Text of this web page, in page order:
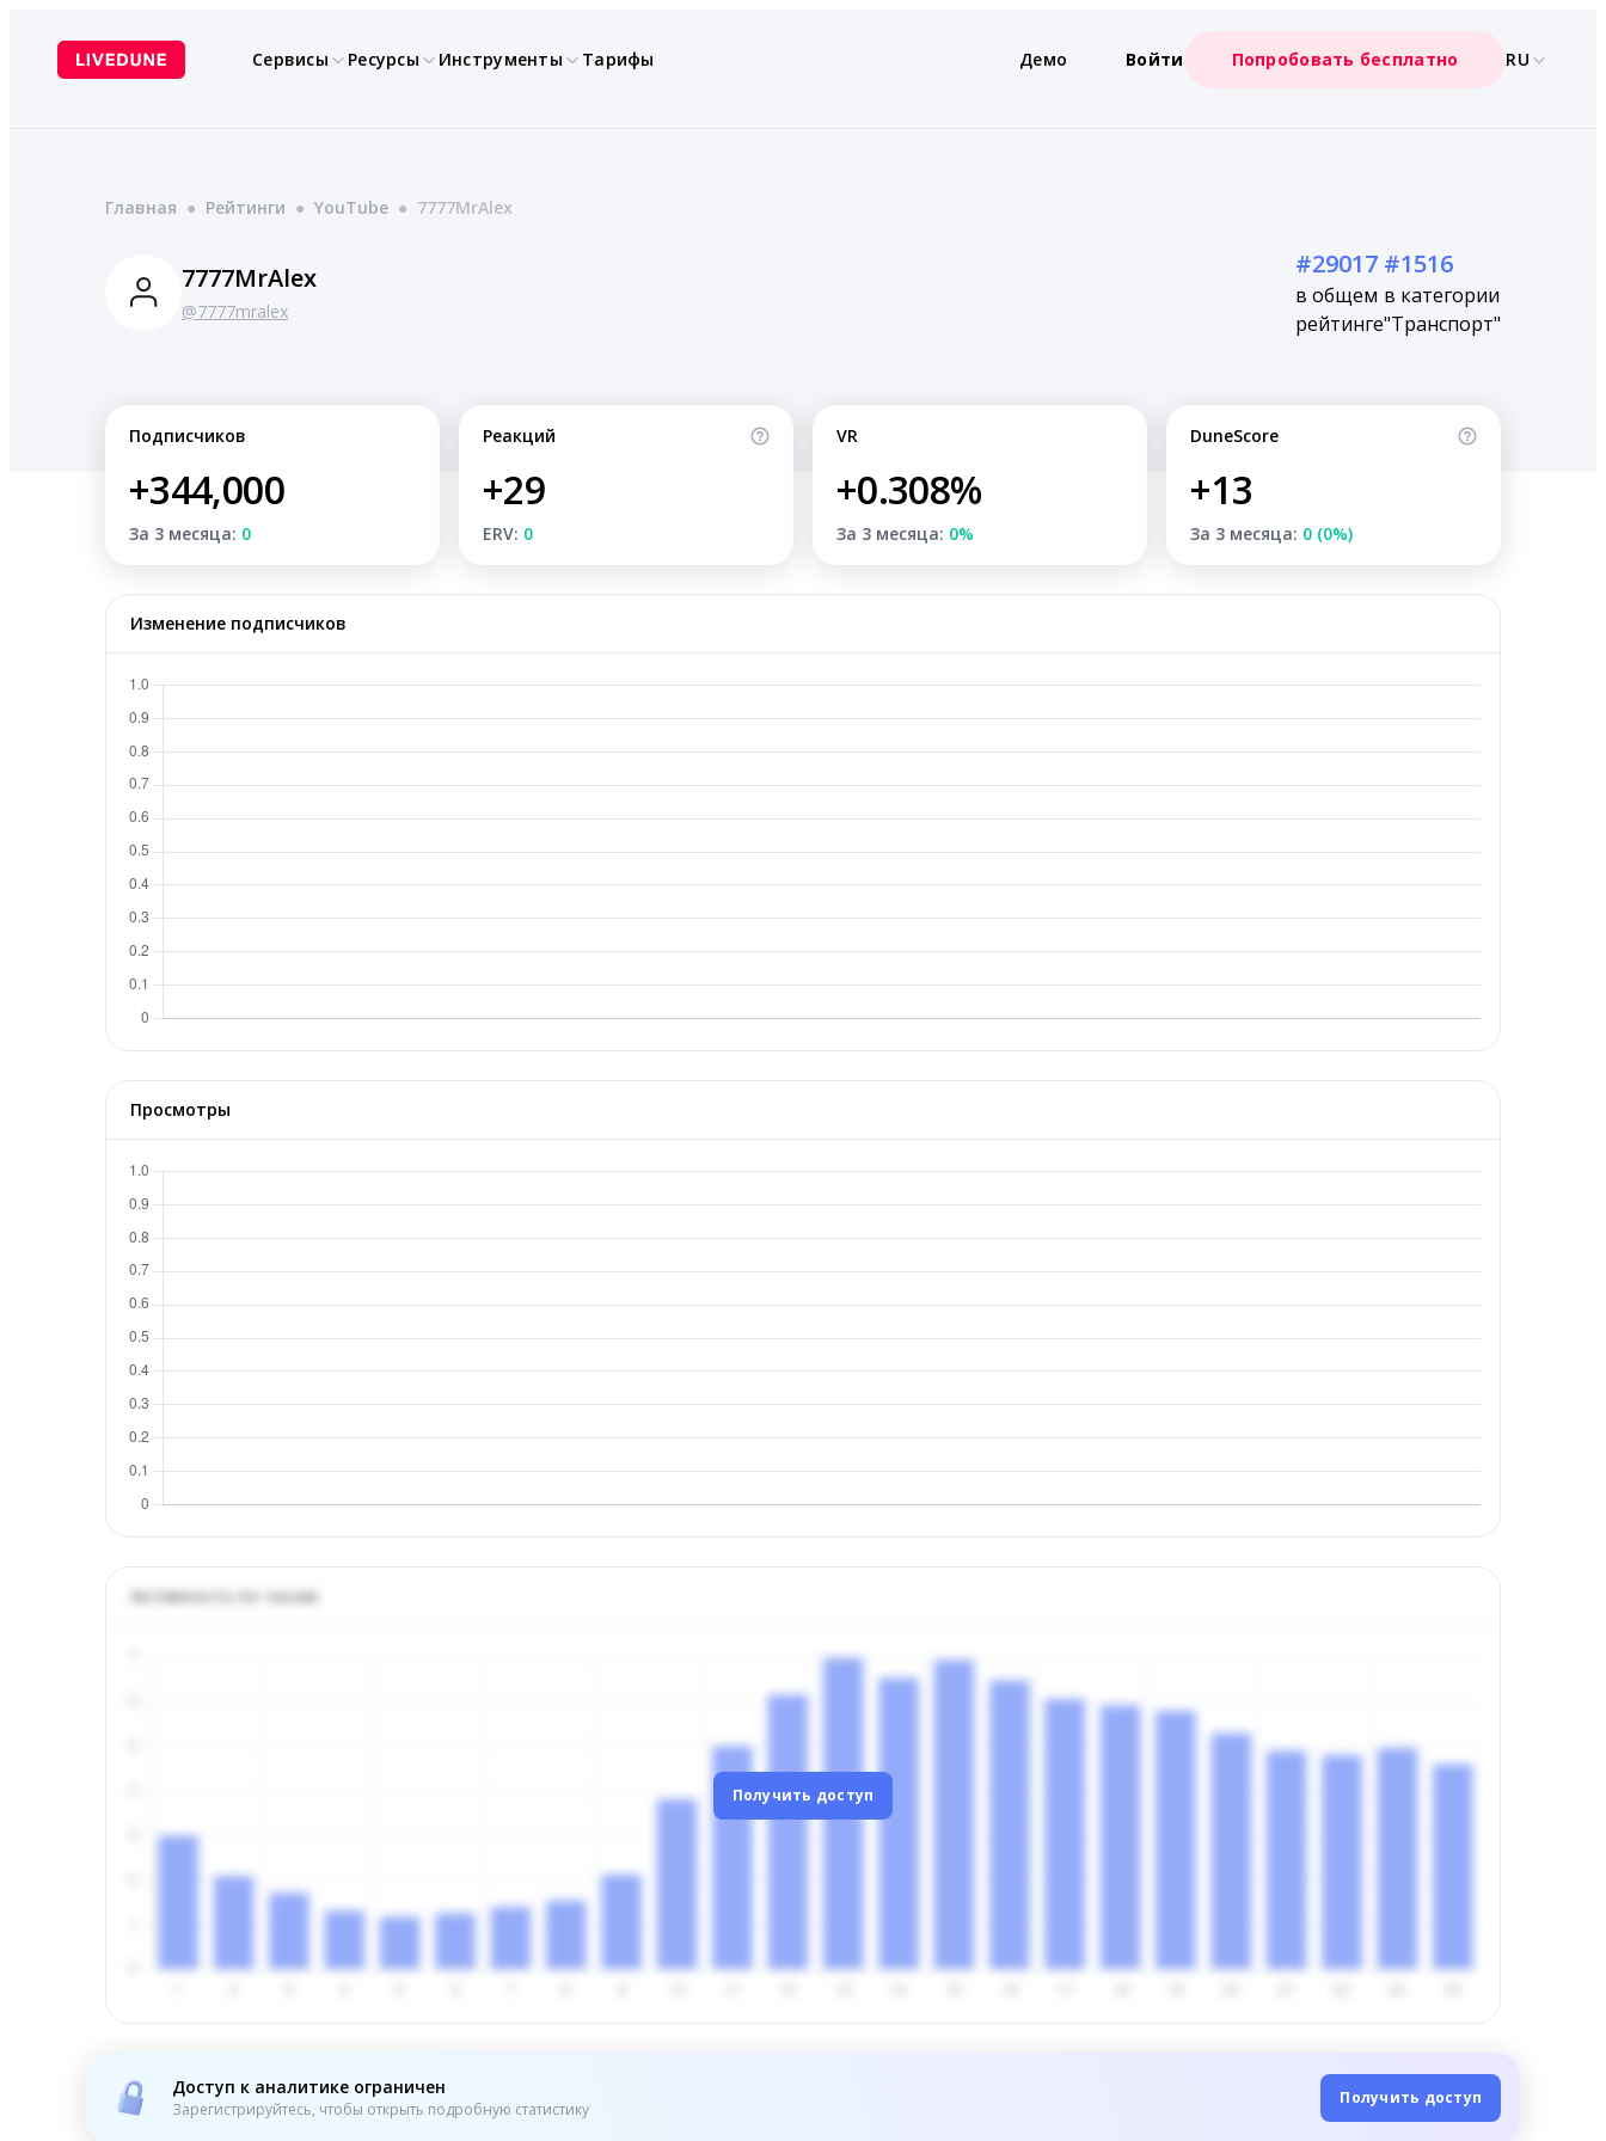
содержимому
Сервисы Ресурсы Инструменты Тарифы Демо Войти Попробовать бесплатно RU
Главная ● Рейтинги ● YouTube ● 7777MrAlex
7777MrAlex
@7777mralex
#29017
в общем
рейтинге
#1516
в категории
"Транспорт"
Подписчиков
+344,000
За 3 месяца: 0
Реакций
+29
ERV: 0
VR
+0.308%
За 3 месяца: 0%
DuneScore
+13
За 3 месяца: 0 (0%)
Изменение подписчиков
Просмотры
Активность по часам
Получить доступ
Доступ к аналитике ограничен
Зарегистрируйтесь, чтобы открыть подробную статистику
Получить доступ